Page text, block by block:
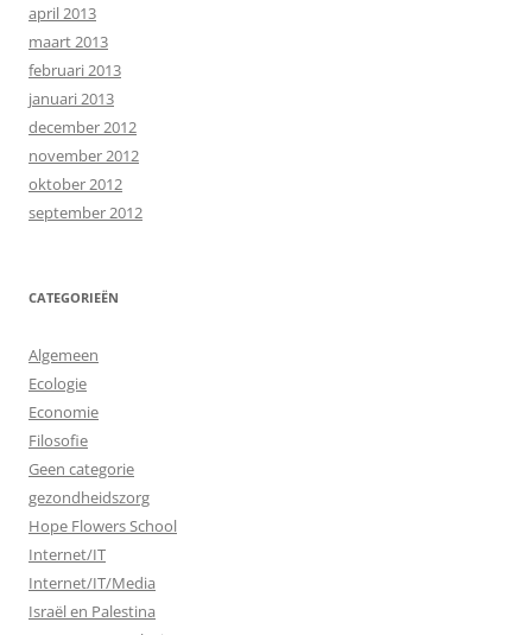
april 2013
maart 2013
februari 2013
januari 2013
december 2012
november 2012
oktober 2012
september 2012
CATEGORIEËN
Algemeen
Ecologie
Economie
Filosofie
Geen categorie
gezondheidszorg
Hope Flowers School
Internet/IT
Internet/IT/Media
Israël en Palestina